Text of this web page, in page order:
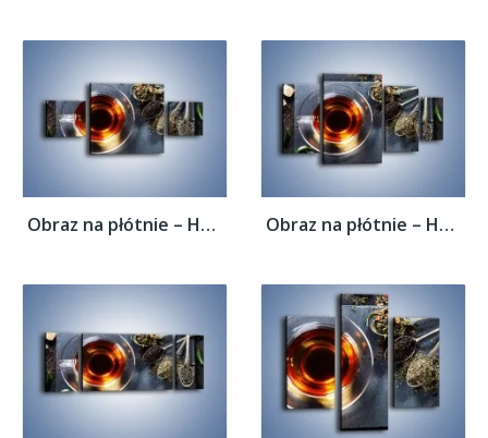
Obraz na płótnie – Herbata i inne dodatki... Obraz na płótnie – Herbata i inne dodatki...